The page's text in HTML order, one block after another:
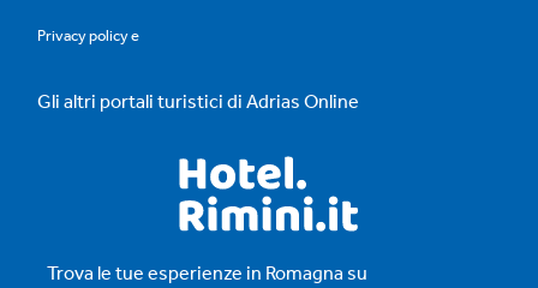
Privacy policye
Gli altri portali turistici di Adrias Online
Trova le tue esperienze in Romagna su